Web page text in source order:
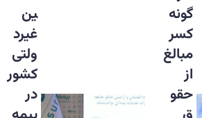
گونه
کسر
مبالغ
از
حقو
ین
غیرد
ولتی
کشور
در